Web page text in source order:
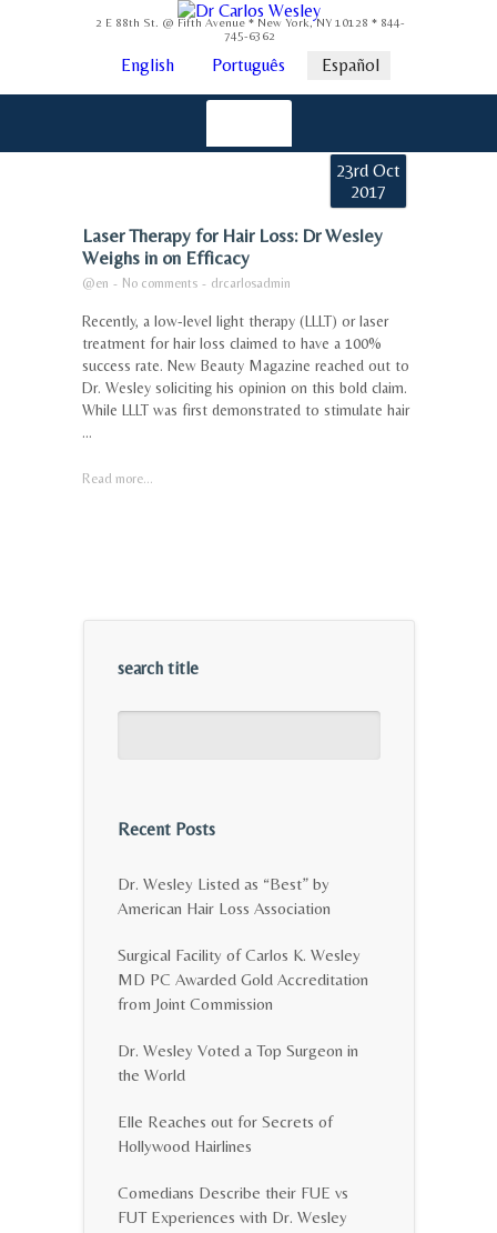
2 E 88th St. @ Fifth Avenue * New York, NY 10128 * 844-
745-6362
English Português Español
23rd Oct
2017
Laser Therapy for Hair Loss: Dr Wesley
Weighs in on Efficacy
@en - No comments - drcarlosadmin
Recently, a low-level light therapy (LLLT) or laser
treatment for hair loss claimed to have a 100%
success rate. New Beauty Magazine reached out to
Dr. Wesley soliciting his opinion on this bold claim.
While LLLT was first demonstrated to stimulate hair
...
Read more...
search title
Recent Posts
Dr. Wesley Listed as “Best” by
American Hair Loss Association
Surgical Facility of Carlos K. Wesley
MD PC Awarded Gold Accreditation
from Joint Commission
Dr. Wesley Voted a Top Surgeon in
the World
Elle Reaches out for Secrets of
Hollywood Hairlines
Comedians Describe their FUE vs
FUT Experiences with Dr. Wesley